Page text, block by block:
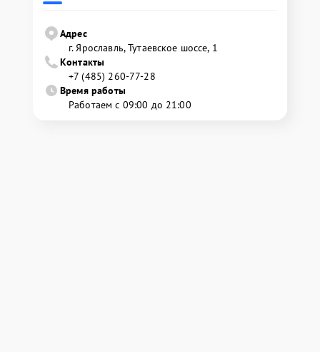
Адрес
г. Ярославль, Тутаевское шоссе, 1
Контакты
+7 (485) 260-77-28
Время работы
Работаем с 09:00 до 21:00